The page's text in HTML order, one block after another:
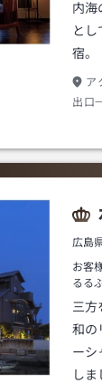
内海
とし
宿。
ア
出口
広島
お客
るる
三方
和の
ーシ
しま